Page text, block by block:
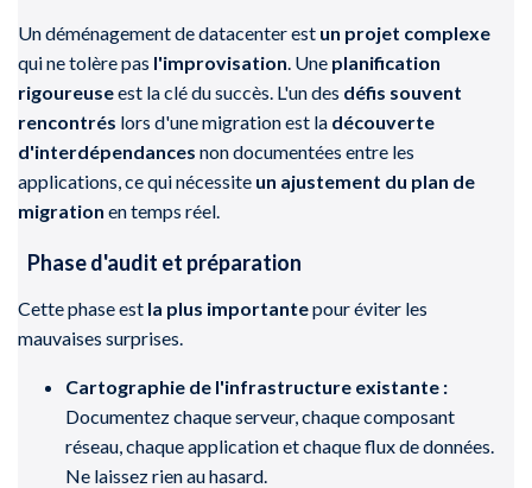
Un déménagement de datacenter est un projet complexe
qui ne tolère pas l'improvisation. Une planification
rigoureuseest la clé du succès. L'un des défis souvent
rencontrés lors d'une migration est la découverte
d'interdépendances non documentées entre les
applications, ce qui nécessite un ajustement du plan de
migration en temps réel.
Phase d'audit et préparation
Cette phase est la plus importantepour éviter les
mauvaises surprises.
Cartographie de l'infrastructure existante :
Documentez chaque serveur, chaque composant
réseau, chaque application et chaque flux de données.
Ne laissez rien au hasard.